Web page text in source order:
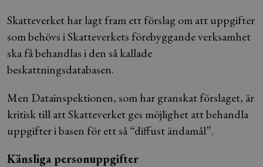
Skatteverket har lagt fram ett förslag om att uppgifter
som behövs i Skatteverkets förebyggande verksamhet
ska få behandlas i den så kallade
beskattningsdatabasen.
Men Datainspektionen, som har granskat förslaget, är
kritisk till att Skatteverket ges möjlighet att behandla
uppgifter i basen för ett så “diffust ändamål”.
Känsliga personuppgifter